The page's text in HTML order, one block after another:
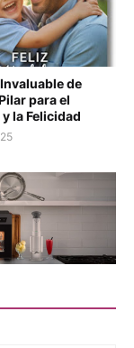
de
para el
la Felicidad